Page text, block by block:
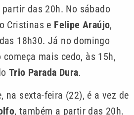
partir das 20h. No sábado
Cristinas e Felipe Araújo,
18h30. Já no domingo
mais cedo, às 15h,
Trio Parada Dura.
na sexta-feira (22), é a vez de
, também a partir das 20h.